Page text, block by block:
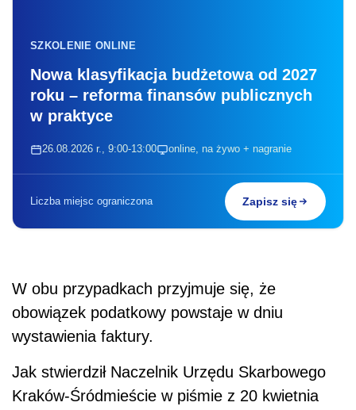
SZKOLENIE ONLINE
Nowa klasyfikacja budżetowa od 2027
roku – reforma finansów publicznych
w praktyce
26.08.2026 r., 9:00-13:00 online, na żywo + nagranie
Liczba miejsc ograniczona Zapisz się
W obu przypadkach przyjmuje się, że
obowiązek podatkowy powstaje w dniu
wystawienia faktury.
Jak stwierdził Naczelnik Urzędu Skarbowego
Kraków-Śródmieście w piśmie z 20 kwietnia